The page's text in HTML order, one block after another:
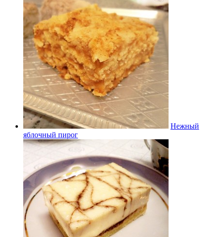
Нежный
яблочный пирог